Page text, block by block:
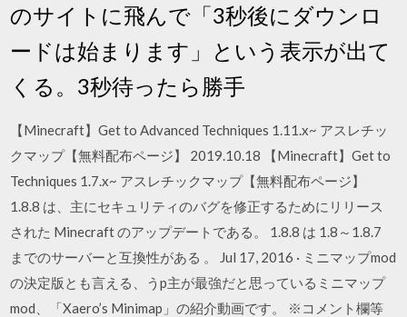
のサイトに飛んで「3秒後にダウンロ
ードは始まります」という表示が出て
くる。3秒待ったら勝手
【Minecraft】Get to Advanced Techniques 1.11.x~ アスレチッ
クマップ【無料配布ページ】 2019.10.18 【Minecraft】Get to
Techniques 1.7.x~ アスレチックマップ【無料配布ページ】
1.8.8 は、主にセキュリティのバグを修正するためにリリース
された Minecraft のアップデートである。 1.8.8 は 1.8～1.8.7
までのサーバーと互換性がある 。 Jul 17, 2016 · ミニマップmod
の決定版とも言える、うp主が最強だと思っているミニマップ
mod、「Xaero’s Minimap」の紹介動画です。 ※コメント欄等